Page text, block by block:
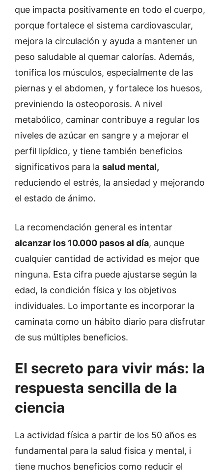
que impacta positivamente en todo el cuerpo,
porque fortalece el sistema cardiovascular,
mejora la circulación y ayuda a mantener un
peso saludable al quemar calorías. Además,
tonifica los músculos, especialmente de las
piernas y el abdomen, y fortalece los huesos,
previniendo la osteoporosis. A nivel
metabólico, caminar contribuye a regular los
niveles de azúcar en sangre y a mejorar el
perfil lipídico, y tiene también beneficios
significativos para la salud mental,
reduciendo el estrés, la ansiedad y mejorando
el estado de ánimo.
La recomendación general es intentar
alcanzar los 10.000 pasos al día, aunque
cualquier cantidad de actividad es mejor que
ninguna. Esta cifra puede ajustarse según la
edad, la condición física y los objetivos
individuales. Lo importante es incorporar la
caminata como un hábito diario para disfrutar
de sus múltiples beneficios.
El secreto para vivir más: la
respuesta sencilla de la
ciencia
La actividad física a partir de los 50 años es
fundamental para la salud fisica y mental, i
tiene muchos beneficios como reducir el